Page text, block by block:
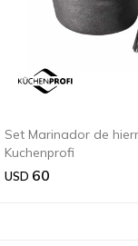
Set Marinador de
Kuchenprofi
USD 60